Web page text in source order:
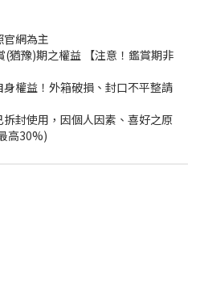
網為主
猶豫)期之權益 【注意！鑑賞期非
權益！外箱破損、封口不平整請
封使用，因個人因素、喜好之原
高30%)